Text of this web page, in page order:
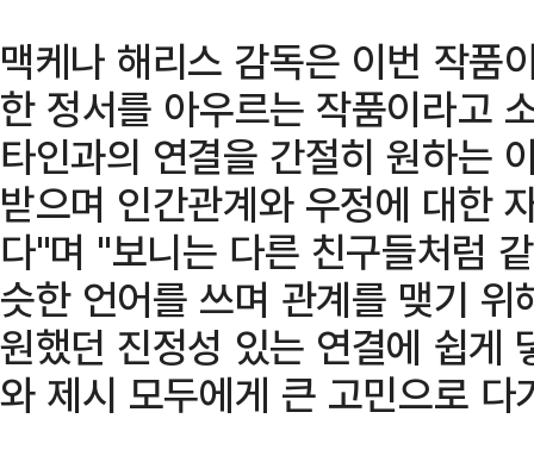
맥케나 해리스 감독은 이번 작품
한 정서를 아우르는 작품이라고
타인과의 연결을 간절히 원하는
받으며 인간관계와 우정에 대한
다"며 "보니는 다른 친구들처럼
슷한 언어를 쓰며 관계를 맺기
원했던 진정성 있는 연결에 쉽게
와 제시 모두에게 큰 고민으로 다